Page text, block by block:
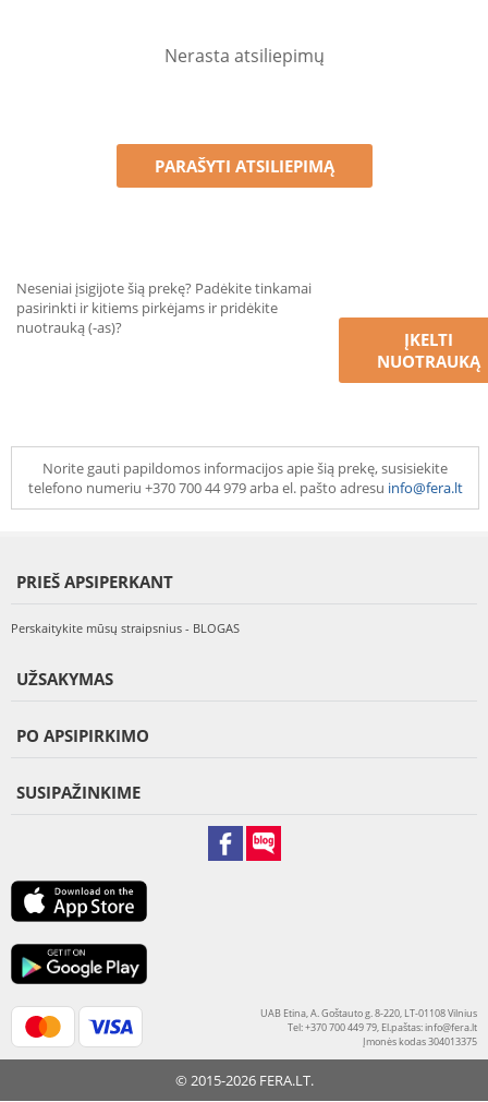
Nerasta atsiliepimų
PARAŠYTI ATSILIEPIMĄ
Neseniai įsigijote šią prekę? Padėkite tinkamai
pasirinkti ir kitiems pirkėjams ir pridėkite
nuotrauką (-as)?
ĮKELTI
NUOTRAUKĄ
Norite gauti papildomos informacijos apie šią prekę, susisiekite
telefono numeriu +370 700 44 979 arba el. pašto adresu info@fera.lt
PRIEŠ APSIPERKANT
Perskaitykite mūsų straipsnius - BLOGAS
UŽSAKYMAS
PO APSIPIRKIMO
SUSIPAŽINKIME
UAB Etina, A. Goštauto g. 8-220, LT-01108 Vilnius
Tel: +370 700 449 79, El.paštas:info@fera.lt
Įmonės kodas 304013375
© 2015-2026 FERA.LT.